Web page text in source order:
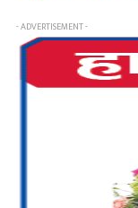
- ADVERTISEMENT -